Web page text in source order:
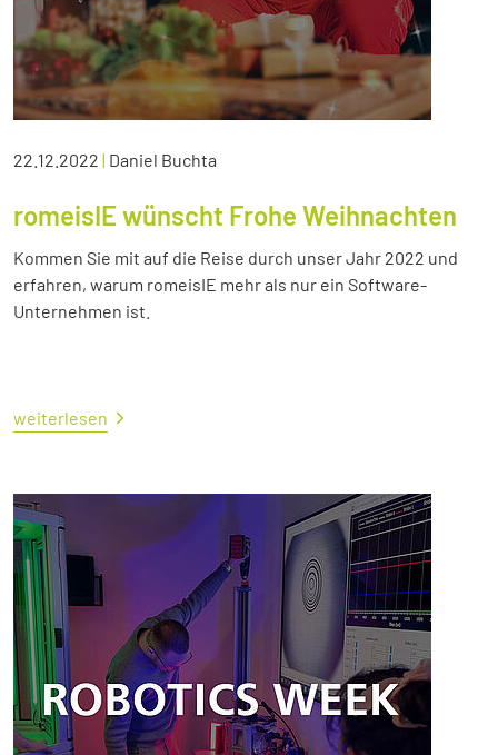
22.12.2022 | Daniel Buchta
romeisIE wünscht Frohe Weihnachten
Kommen Sie mit auf die Reise durch unser Jahr 2022 und
erfahren, warum romeisIE mehr als nur ein Software-
Unternehmen ist.
weiterlesen